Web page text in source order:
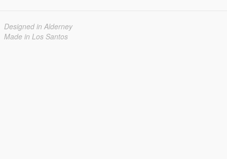
Designed in Alderney
Made in Los Santos